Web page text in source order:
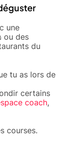
une
ou des
du
tu as lors de
certains
coach,
courses.